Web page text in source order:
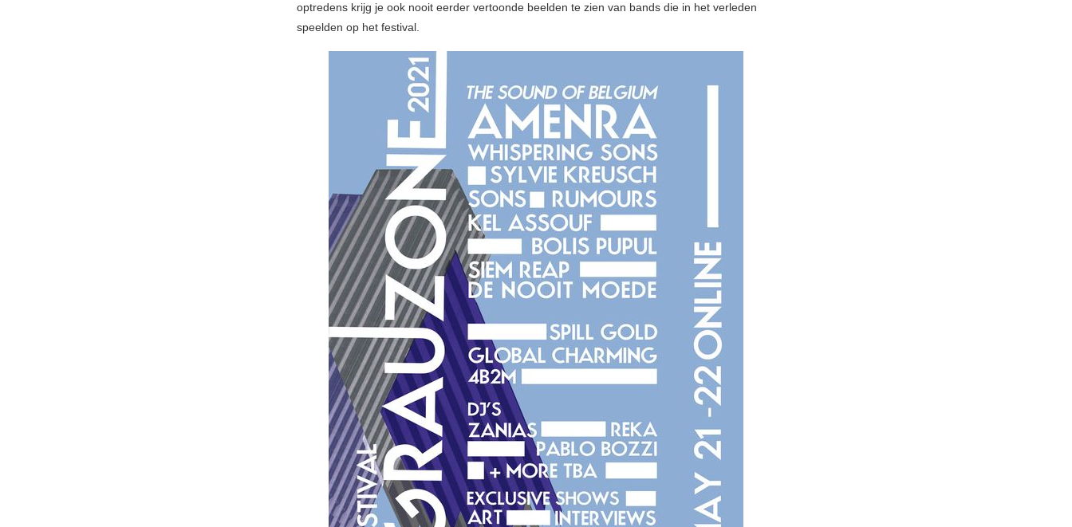
optredens krijg je ook nooit eerder vertoonde beelden te zien van bands die in het verleden
speelden op het festival.